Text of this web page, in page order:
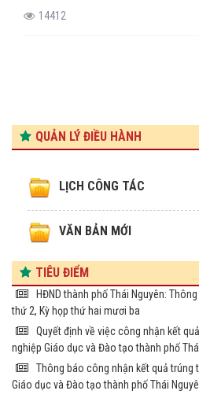
14412
QUẢN LÝ ĐIỀU HÀNH
LỊCH CÔNG TÁC
VĂN BẢN MỚI
TIÊU ĐIỂM
HĐND thành phố Thái Nguyên:
thứ 2, Kỳ họp thứ hai mươi ba
Quyết định về việc công nhận kết
nghiệp Giáo dục và Đào tạo thành phố Thái
Thông báo công nhận kết quả trúng
Giáo dục và Đào tạo thành phố Thái